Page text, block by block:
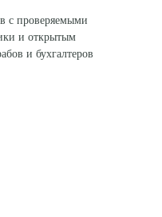
с проверяемыми
и открытым
и бухгалтеров